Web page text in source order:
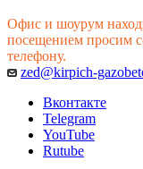
Офис и шоурум
посещением просим
телефону.
zed@kirpich-
Вконтакте
Telegram
YouTube
Rutube